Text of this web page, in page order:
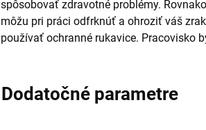
spôsobovať zdravotné problémy.
môžu pri práci odfrknúť a ohroziť váš
používať ochranné rukavice. Pracovisko
Dodatočné parametre